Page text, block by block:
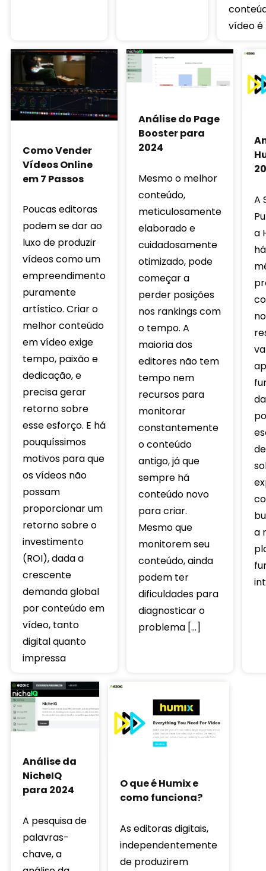
vídeo é
Como Vender
Vídeos Online
em 7 Passos
Poucas editoras
podem se dar ao
luxo de produzir
vídeos como um
empreendimento
puramente
artístico. Criar o
melhor conteúdo
em vídeo exige
tempo, paixão e
dedicação, e
precisa gerar
retorno sobre
esse esforço. E há
pouquíssimos
motivos para que
os vídeos não
possam
proporcionar um
retorno sobre o
investimento
(ROI), dada a
crescente
demanda global
por conteúdo em
vídeo, tanto
digital quanto
impressa
Análise do Page
Booster para
2024
Mesmo o melhor
conteúdo,
meticulosamente
elaborado e
cuidadosamente
otimizado, pode
começar a
perder posições
nos rankings com
o tempo. A
maioria dos
editores não tem
tempo nem
recursos para
monitorar
constantemente
o conteúdo
antigo, já que
sempre há
conteúdo novo
para criar.
Mesmo que
monitorem seu
conteúdo, ainda
podem ter
dificuldades para
diagnosticar o
problema […]
A
a
a
Análise da
NicheIQ
para 2024
A pesquisa de
palavras-
chave, a
O que é Humix e
como funciona?
As editoras digitais,
independentemente
de produzirem